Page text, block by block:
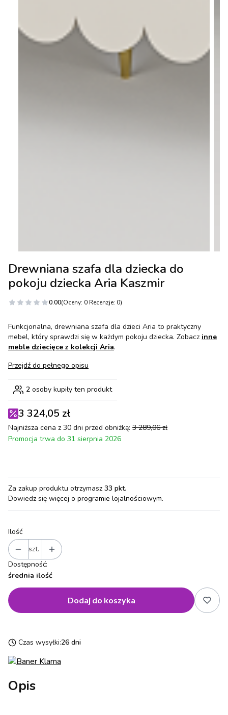
Drewniana szafa dla dziecka do
pokoju dziecka Aria Kaszmir
0.00(Oceny: 0 Recenzje: 0)
Funkcjonalna, drewniana szafa dla dzieci Aria to praktyczny
mebel, który sprawdzi się w każdym pokoju dziecka. Zobacz inne
meble dziecięce z kolekcji Aria.
Przejdź do pełnego opisu
2 osoby kupiły ten produkt
3 324,05 zł
Najniższa cena z 30 dni przed obniżką: 3 289,06 zł
Promocja trwa do 31 sierpnia 2026
Za zakup produktu otrzymasz 33 pkt.
Dowiedz się więcej o programie lojalnościowym.
Ilość
szt.
Dostępność:
średnia ilość
Dodaj do koszyka
Czas wysyłki:26 dni
Opis